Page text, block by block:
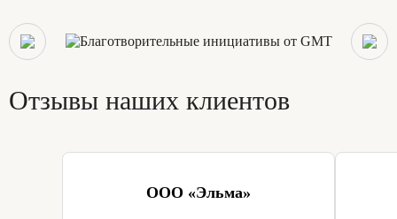
Отзывы наших клиентов
ООО «Эльма»